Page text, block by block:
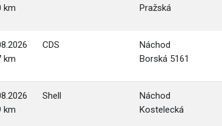
km
Pražská
km
CDS
Náchod
Borská 5161
km
Shell
Náchod
Kostelecká